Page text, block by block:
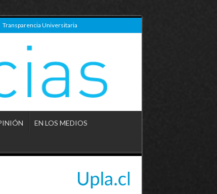
Transparencia Universitaria
EN LOS MEDIOS